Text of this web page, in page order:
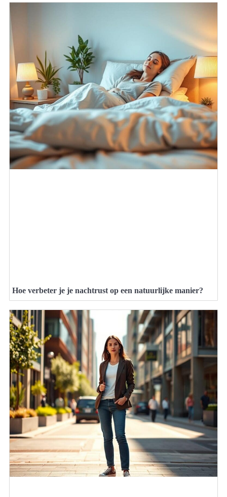
Hoe verbeter je je nachtrust op een natuurlijke manier?